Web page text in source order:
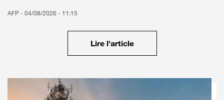
AFP - 04/08/2026 - 11:15
Lire l'article